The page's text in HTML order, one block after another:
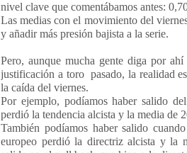
nivel clave que comentábamos antes:
Las medias con el movimiento del
y añadir más presión bajista a la serie.
Pero, aunque mucha gente diga por
justificación a toro pasado, la realidad
la caída del viernes.
Por ejemplo, podíamos haber salido
perdió la tendencia alcista y la media de
También podíamos haber salido
europeo perdió la directriz alcista y la